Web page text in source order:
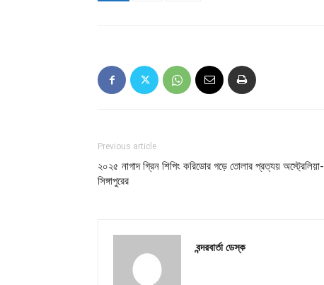
Previous article
২০২৫ নাগাদ গ্রিন শিপিং করিডোর গড়ে তোলার প্রত্যয় অস্ট্রেলিয়া-
সিঙ্গাপুরের
বন্দরবার্তা ডেস্ক